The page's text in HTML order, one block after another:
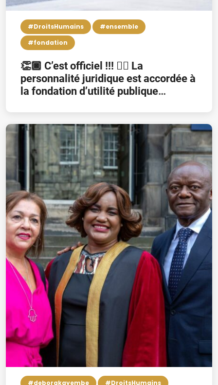
#DroitsHumains
#ensemble
#fondation
👏🏿 C’est officiel !!! 👉🏿 La
personnalité juridique est accordée à
la fondation d’utilité publique
Het is officieel !!
#deborakayembe #DroitsHumains